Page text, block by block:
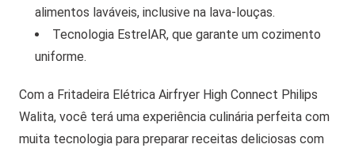
alimentos laváveis, inclusive na lava-louças.
Tecnologia EstrelAR, que garante um cozimento
uniforme.
Com a Fritadeira Elétrica Airfryer High Connect Philips
Walita, você terá uma experiência culinária perfeita com
muita tecnologia para preparar receitas deliciosas com